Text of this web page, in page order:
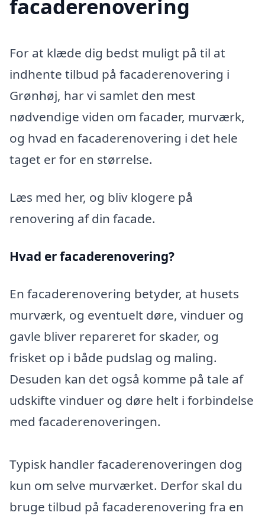
facaderenovering
For at klæde dig bedst muligt på til at
indhente tilbud på facaderenovering i
Grønhøj, har vi samlet den mest
nødvendige viden om facader, murværk,
og hvad en facaderenovering i det hele
taget er for en størrelse.
Læs med her, og bliv klogere på
renovering af din facade.
Hvad er facaderenovering?
En facaderenovering betyder, at husets
murværk, og eventuelt døre, vinduer og
gavle bliver repareret for skader, og
frisket op i både pudslag og maling.
Desuden kan det også komme på tale af
udskifte vinduer og døre helt i forbindelse
med facaderenoveringen.
Typisk handler facaderenoveringen dog
kun om selve murværket. Derfor skal du
bruge tilbud på facaderenovering fra en